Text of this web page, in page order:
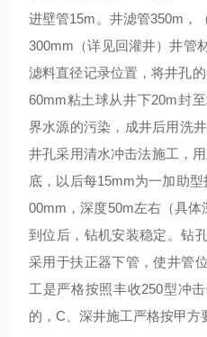
进壁管15m。井滤管350m，
300mm（详见回灌井）井
滤料直径记录位置，将井孔
60mm粘土球从井下20m封
界水源的污染，成井后用洗
井孔采用清水冲击法施工，
底，以后每15mm为一加助
00mm，深度50m左右（具
到位后，钻机安装稳定。钻
采用于扶正器下管，使井管
工是严格按照丰收250型冲
的，C、深井施工严格按甲方